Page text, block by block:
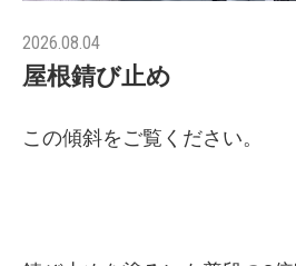
2026.08.04
屋根錆び止め
この傾斜をご覧ください。